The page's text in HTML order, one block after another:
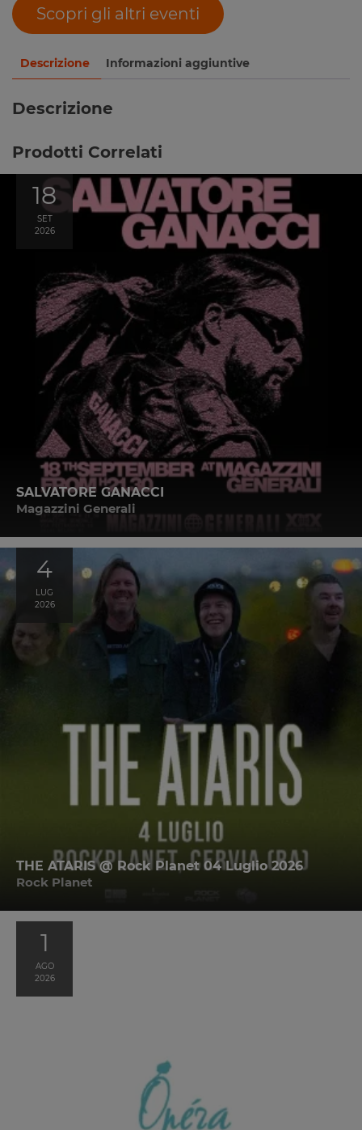
Scopri gli altri eventi
Descrizione Informazioni aggiuntive
Descrizione
Prodotti Correlati
18
SET
2026
SALVATORE GANACCI
Magazzini Generali
4
LUG
2026
THE ATARIS @ Rock Planet 04 Luglio 2026
Rock Planet
1
AGO
2026